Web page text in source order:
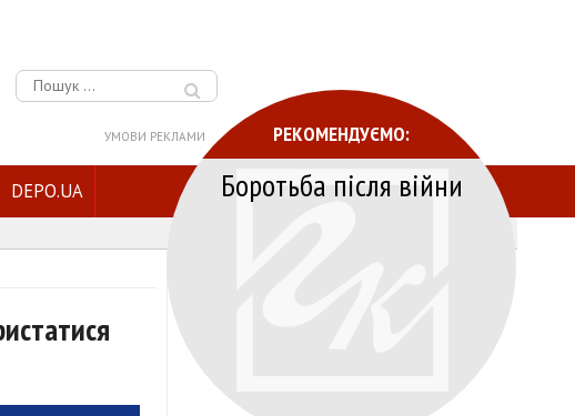
Пошук:
УМОВИ РЕКЛАМИ
DEPO.UA
РЕКОМЕНДУЄМО:
Боротьба після війни